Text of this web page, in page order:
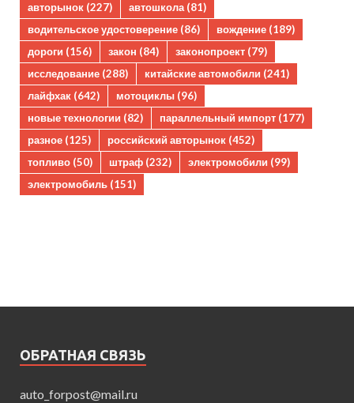
авторынок (227) автошкола(81)
водительское удостоверение (86) вождение (189)
дороги (156) закон (84) законопроект (79)
исследование (288) китайские автомобили (241)
лайфхак (642) мотоциклы (96)
новые технологии (82) параллельный импорт (177)
разное (125) российский авторынок (452)
топливо (50) штраф (232) электромобили (99)
электромобиль (151)
ОБРАТНАЯ СВЯЗЬ
auto_forpost@mail.ru